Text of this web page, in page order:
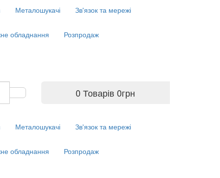
Металошукачі Зв'язок та мережі
обладнання Розпродаж
0 Товарів 0грн
Металошукачі Зв'язок та мережі
обладнання Розпродаж